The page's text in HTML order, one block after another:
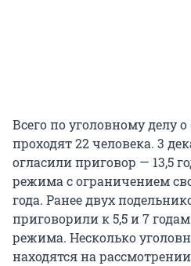
Всего по уголовному делу
проходят 22 человека. 3
огласили приговор — 13,5
режима с ограничением
года. Ранее двух
приговорили к 5,5 и 7
режима. Несколько
находятся на